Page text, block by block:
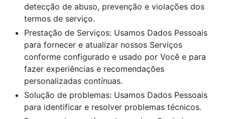
detecção de abuso, prevenção e violações dos
termos de serviço.
Prestação de Serviços: Usamos Dados Pessoais
para fornecer e atualizar nossos Serviços
conforme configurado e usado por Você e para
fazer experiências e recomendações
personalizadas contínuas.
Solução de problemas: Usamos Dados Pessoais
para identificar e resolver problemas técnicos.